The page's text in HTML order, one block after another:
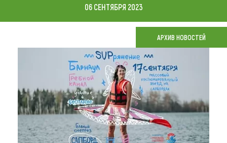
Что привезти (сувениры)
Коллекция впечатлений
Другие рубрики
06 СЕНТЯБРЯ 2023
АРХИВ НОВОСТЕЙ